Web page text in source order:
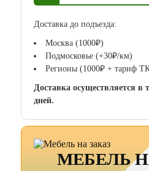
Доставка до подъезда:
Москва (1000₽)
Подмосковье (+30₽/км)
Регионы (1000₽ + тариф
Доставка осуществляется в
дней.
МЕБЕЛЬ